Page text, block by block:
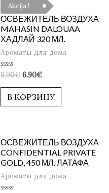
Akcija !
ОСВЕЖИТЕЛЬ ВОЗДУХА
MAHASIN DALOUAA
ХАДЛАЙ 320 МЛ.
Ароматы для дома
Оценка
из
8.90€ 6.90€
В КОРЗИНУ
ОСВЕЖИТЕЛЬ ВОЗДУХА
CONFIDENTIAL PRIVATE
GOLD, 450 МЛ. ЛАТАФА
Ароматы для дома